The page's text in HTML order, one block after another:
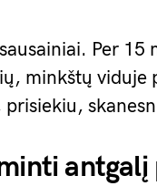
Per
minkštų